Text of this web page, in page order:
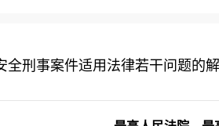
全刑事案件适用法律若干问题的